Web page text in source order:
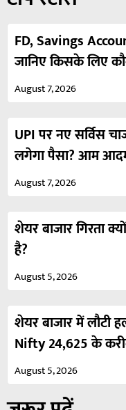
FD, Savings
जानिए किसके लिए
August 7, 2026
UPI पर नए सर्विस
लगेगा पैसा? आम
August 7, 2026
शेयर बाजार गिरता
है?
August 5, 2026
शेयर बाजार में लौटी
Nifty 24,625 के
August 5, 2026